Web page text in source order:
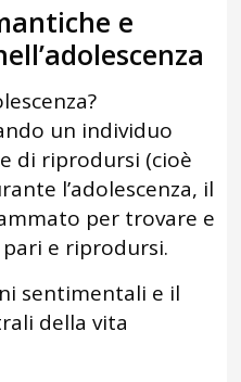
e
un individuo
di riprodursi (cioè
l’adolescenza, il
per trovare e
e riprodursi.
sentimentali e il
della vita